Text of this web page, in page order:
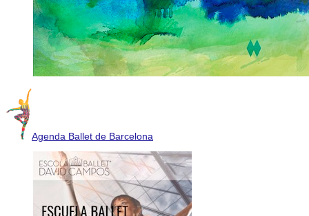
Agenda Ballet de Barcelona